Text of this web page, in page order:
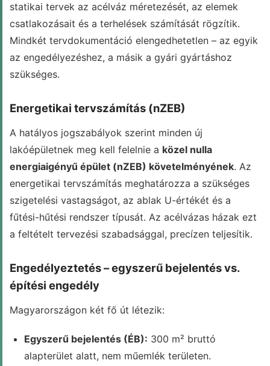
statikai tervek az acélváz méretezését, az elemek
csatlakozásait és a terhelések számítását rögzítik.
Mindkét tervdokumentáció elengedhetetlen – az egyik
az engedélyezéshez, a másik a gyári gyártáshoz
szükséges.
Energetikai tervszámítás (nZEB)
A hatályos jogszabályok szerint minden új
lakóépületnek meg kell felelnie a közel nulla
energiaigényű épület (nZEB) követelményének. Az
energetikai tervszámítás meghatározza a szükséges
szigetelési vastagságot, az ablak U-értékét és a
fűtési-hűtési rendszer típusát. Az acélvázas házak ezt
a feltételt tervezési szabadsággal, precízen teljesítik.
Engedélyeztetés – egyszerű bejelentés vs.
építési engedély
Magyarországon két fő út létezik:
Egyszerű bejelentés (ÉB): 300 m² bruttó
alapterület alatt, nem műemlék területen.